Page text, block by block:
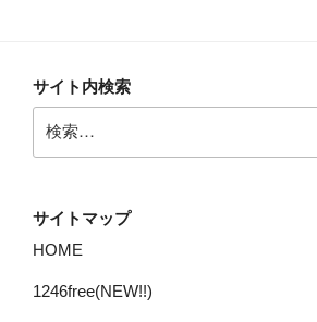
サイト内検索
索:
サイトマップ
HOME
1246free(NEW!!)